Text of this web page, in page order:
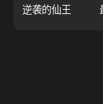
逆袭的仙王